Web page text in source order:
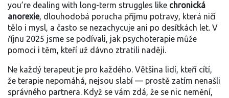
you’re dealing with long-term struggles like chronická
anorexie, dlouhodobá porucha příjmu potravy, která ničí
tělo i mysl, a často se nezachycuje ani po desítkách let. V
říjnu 2025 jsme se podívali, jak psychoterapie může
pomoci i těm, kteří už dávno ztratili naději.
Ne každý terapeut je pro každého. Většina lidí, kteří cítí,
že terapie nepomáhá, nejsou slabí — prostě zatím nenašli
správného partnera. Když se vám zdá, že se nic nemění,